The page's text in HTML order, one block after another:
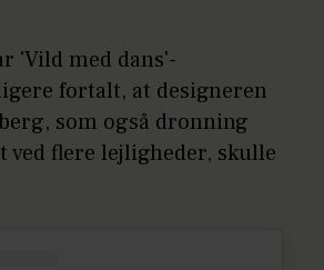
'Vild med dans'-
fortalt, at designeren
som også dronning
flere lejligheder, skulle